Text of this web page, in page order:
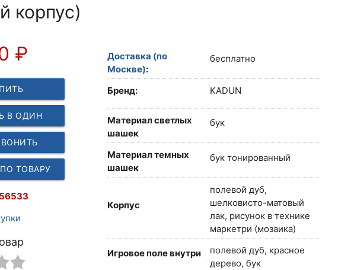
корпус)
₽
В ОДИН
ТОВАРУ
56533
Доставка (по
Москве):
бесплатно
Бренд: KADUN
Материал светлых
шашек
бук
Материал темных
шашек
бук тонированный
Корпус
полевой дуб,
шелковисто-матовый
лак, рисунок в технике
маркетри (мозаика)
Игровое поле внутри
полевой дуб, красное
дерево, бук